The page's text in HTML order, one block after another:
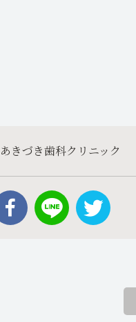
あきづき歯科クリニック